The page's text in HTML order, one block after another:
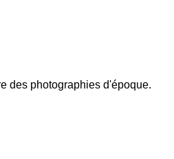
des photographies d'époque.